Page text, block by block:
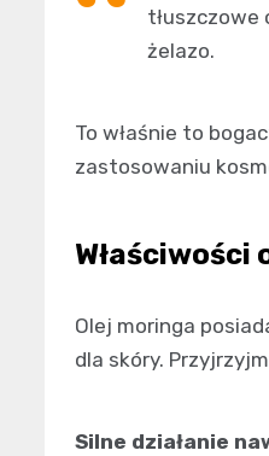
tłuszczowe
żelazo.
To właśnie to
zastosowaniu
Właściwości
Olej moringa
dla skóry.
Silne działanie